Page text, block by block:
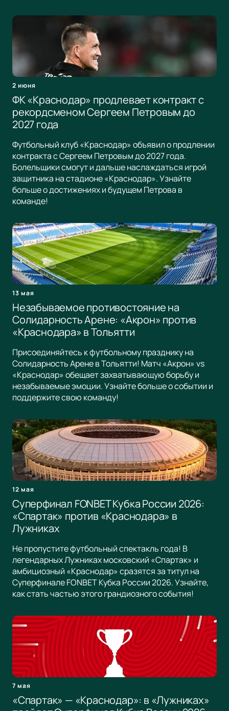
2 июня
ФК «Краснодар» продлевает контракт с
рекордсменом Сергеем Петровым до
2027 года
Футбольный клуб «Краснодар» объявил о продлении
контракта с Сергеем Петровым до 2027 года.
Болельщики смогут и дальше наслаждаться игрой
защитника на стадионе «Краснодар». Узнайте
больше о достижениях и будущем Петрова в
команде!
13 мая
Незабываемое противостояние на
Солидарность Арене: «Акрон» против
«Краснодара» в Тольятти
Присоединяйтесь к футбольному празднику на
Солидарность Арене в Тольятти! Матч «Акрон» vs
«Краснодар» обещает захватывающую борьбу и
незабываемые эмоции. Узнайте больше о событии и
поддержите свою команду!
12 мая
Суперфинал FONBET Кубка России 2026:
«Спартак» против «Краснодара» в
Лужниках
Не пропустите футбольный спектакль года! В
легендарных Лужниках московский «Спартак» и
амбициозный «Краснодар» сразятся за титул на
Суперфинале FONBET Кубка России 2026. Узнайте,
как стать частью этого грандиозного события!
7 мая
«Спартак» — «Краснодар»: в «Лужниках»